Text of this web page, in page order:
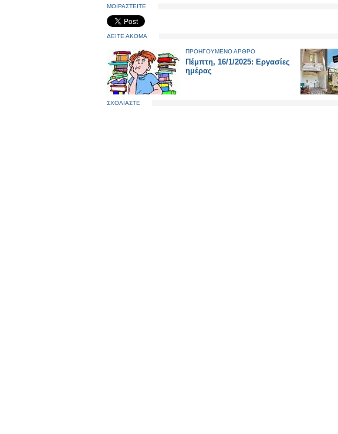
ΜΟΙΡΑΣΤΕΙΤΕ
ΔΕΙΤΕ ΑΚΟΜΑ
ΠΡΟΗΓΟΥΜΕΝΟ ΑΡΘΡΟ
Πέμπτη, 16/1/2025: Εργασίες
ημέρας
ΣΧΟΛΙΑΣΤΕ